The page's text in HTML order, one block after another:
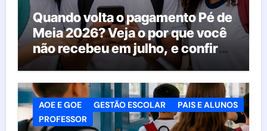
Quando volta o pagamento Pé de
Meia 2026? Veja o por que você
não recebeu em julho, e confira
o calendário oficial
AOE E GOE GESTÃO ESCOLAR
PAIS E ALUNOS
PROFESSOR